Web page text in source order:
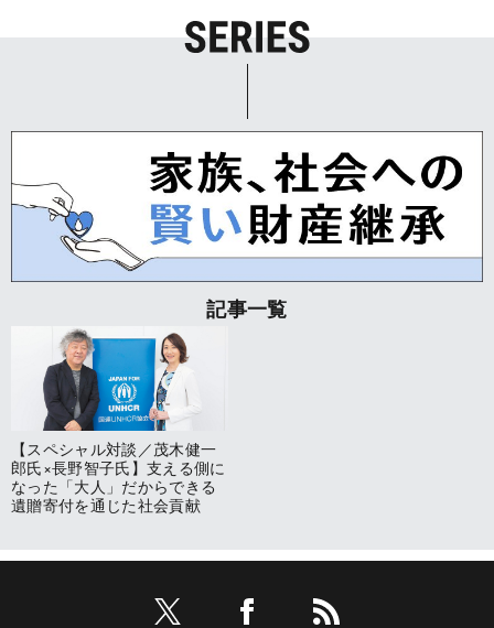
記事一覧
【スペシャル対談／茂木健一
郎氏×長野智子氏】支える側に
なった「大人」だからできる
遺贈寄付を通じた社会貢献